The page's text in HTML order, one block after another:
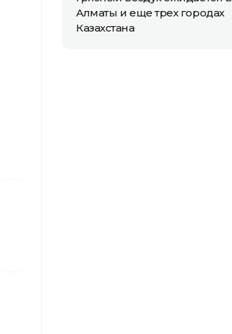
Алматы и еще трех городах
Казахстана